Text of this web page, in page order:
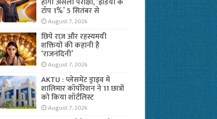
टॉप 1%’ 5 सितंबर से
August 7, 2026
छिपे राज़ और रहस्यमयी
शक्तियों की कहानी है
‘राजनंदिनी’
August 7, 2026
AKTU : प्लेसमेंट ड्राइव में
शालिमार कॉर्पोरेशन ने 11 छात्रों
को किया शॉर्टलिस्ट
August 7, 2026